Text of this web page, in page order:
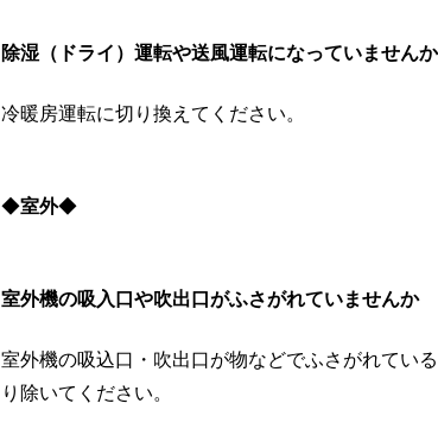
除湿（ドライ）運転や送風運転になっていませんか
冷暖房運転に切り換えてください。
◆室外◆
室外機の吸入口や吹出口がふさがれていませんか
室外機の吸込口・吹出口が物などでふさがれてい
り除いてください。